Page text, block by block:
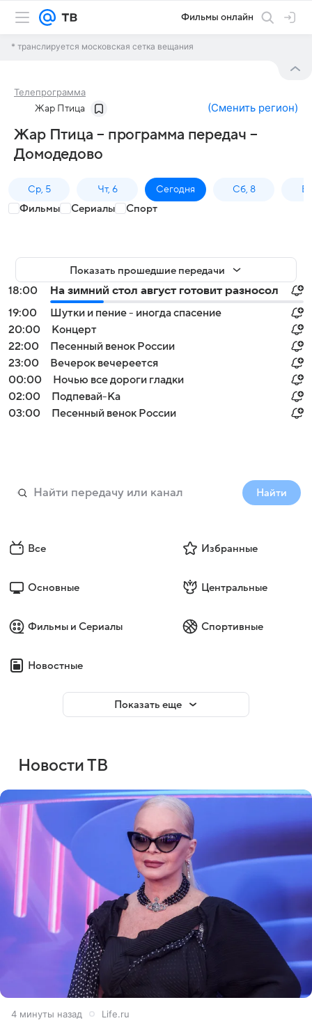
Фильмы онлайн
* транслируется московская сетка вещания
Телепрограмма
Жар Птица (Сменить регион)
Жар Птица – программа передач –
Домодедово
Ср, 5 Чт, 6 Сегодня Сб, 8
Фильмы Сериалы Спорт
Показать прошедшие передачи
18:00
На зимний стол август готовит разносол
19:00
Шутки и пение - иногда спасение
20:00
Концерт
22:00
Песенный венок России
23:00
Вечерок вечереется
00:00
Ночью все дороги гладки
02:00
Подпевай-Ка
03:00
Песенный венок России
Найти
Все Избранные
Основные Центральные
Фильмы и Сериалы Спортивные
Новостные
Показать еще
Новости ТВ
4 минуты назад Life.ru